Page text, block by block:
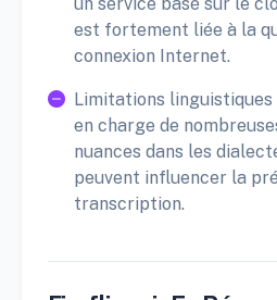
est fortement liée à la
connexion Internet.
Limitations linguistiques
en charge de
nuances dans les
peuvent influencer la
transcription.